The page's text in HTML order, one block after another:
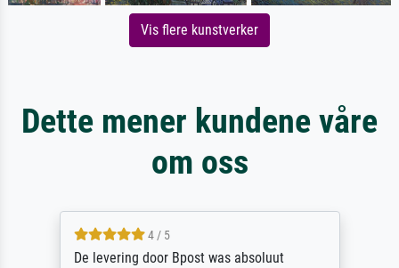
Vis flere kunstverker
Dette mener kundene våre
om oss
5 / 5
Sehr gute Qualität des Leinwanddrucks und